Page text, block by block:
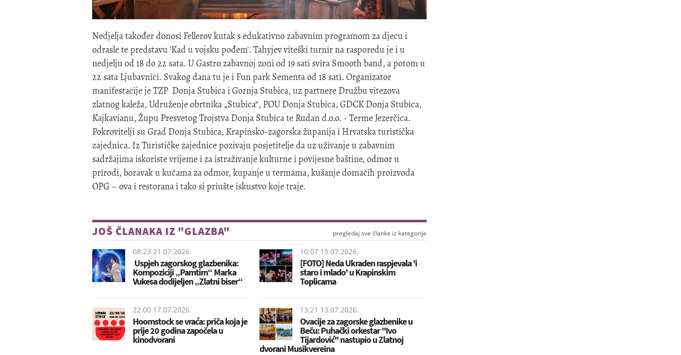
Nedjelja također donosi Fellerov kutak s edukativno zabavnim programom za djecu i
odrasle te predstavu 'Kad u vojsku pođem'. Tahyjev viteški turnir na rasporedu je i u
nedjelju od 18 do 22 sata. U Gastro zabavnoj zoni od 19 sati svira Smooth band, a potom u
22 sata Ljubavnici. Svakog dana tu je i Fun park Sementa od 18 sati. Organizator
manifestacije je TZP Donja Stubica i Gornja Stubica, uz partnere Družbu vitezova
zlatnog kaleža, Udruženje obrtnika „Stubica“, POU Donja Stubica, GDCK Donja Stubica,
Kajkavianu, Župu Presvetog Trojstva Donja Stubica te Rudan d.o.o. - Terme Jezerčica.
Pokrovitelji su Grad Donja Stubica, Krapinsko-zagorska županija i Hrvatska turistička
zajednica. Iz Turističke zajednice pozivaju posjetitelje da uz uživanje u zabavnim
sadržajima iskoriste vrijeme i za istraživanje kulturne i povijesne baštine, odmor u
prirodi, boravak u kućama za odmor, kupanje u termama, kušanje domaćih proizvoda
OPG – ova i restorana i tako si priušte iskustvo koje traje.
JOŠ ČLANAKA IZ "GLAZBA" pregledaj sve članke iz kategorije
08:23 21.07.2026.
Uspjeh zagorskog glazbenika:
Kompoziciji „Pamtim“ Marka
Vukesa dodijeljen „Zlatni biser“
22:00 17.07.2026.
Hoomstock se vraća: priča koja je
prije 20 godina započela u
kinodvorani
10:07 19.07.2026.
[FOTO] Neda Ukraden raspjevala 'i
staro i mlado' u Krapinskim
Toplicama
13:21 13.07.2026.
Ovacije za zagorske glazbenike u
Beču: Puhački orkestar ''Ivo
Tijardović'' nastupio u Zlatnoj
dvorani Musikvereina